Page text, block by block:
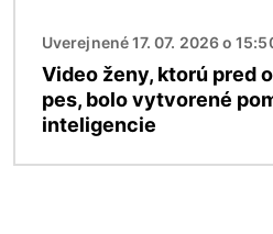
Uverejnené 17. 07. 2026 o
Video ženy, ktorú pred
pes, bolo vytvorené
inteligencie